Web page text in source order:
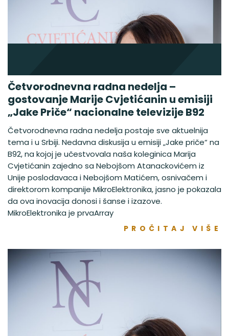
Četvorodnevna radna nedelja –
gostovanje Marije Cvjetićanin u emisiji
„Jake Priče“ nacionalne televizije B92
Četvorodnevna radna nedelja postaje sve aktuelnija
tema i u Srbiji. Nedavna diskusija u emisiji „Jake priče“ na
B92, na kojoj je učestvovala naša koleginica Marija
Cvjetićanin zajedno sa Nebojšom Atanackovićem iz
Unije poslodavaca i Nebojšom Matićem, osnivačem i
direktorom kompanije MikroElektronika, jasno je pokazala
da ova inovacija donosi i šanse i izazove.
MikroElektronika je prvaArray
PROČITAJ VIŠE